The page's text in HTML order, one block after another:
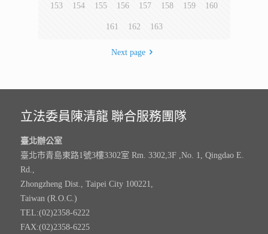
153 154 155 156 157 158 159 160
161 162 163
Next page
立法委員陳清龍 聯合服務團隊
臺北辦公室
臺北市青島東路1號3樓3302室 Rm. 3302,3F ,No. 1, Qingdao E.
Rd.,
Zhongzheng Dist., Taipei City 100221,
Taiwan (R.O.C.)
TEL:(02)2358-6222
FAX:(02)2358-6225